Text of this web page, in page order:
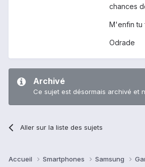
chances
M'enfin tu
Odrade
Archivé
Ce sujet est désormais archivé et
Aller sur la liste des sujets
Accueil Smartphones Samsung